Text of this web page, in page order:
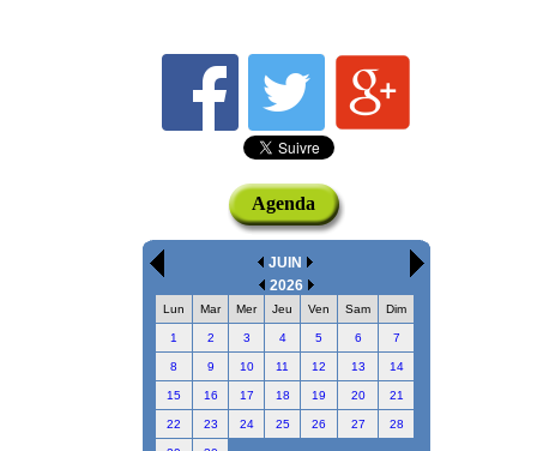
Agenda
JUIN
2026
Lun Mar Mer Jeu Ven Sam Dim
1 2 3 4 5 6 7
8 9 10 11 12 13 14
15 16 17 18 19 20 21
22 23 24 25 26 27 28